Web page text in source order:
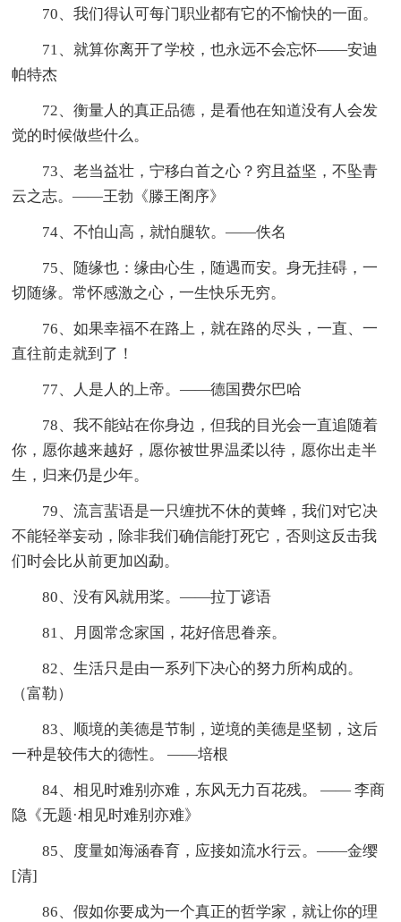
70、我们得认可每门职业都有它的不愉快的一面。
71、就算你离开了学校，也永远不会忘怀——安迪
帕特杰
72、衡量人的真正品德，是看他在知道没有人会发
觉的时候做些什么。
73、老当益壮，宁移白首之心？穷且益坚，不坠青
云之志。——王勃《滕王阁序》
74、不怕山高，就怕腿软。——佚名
75、随缘也：缘由心生，随遇而安。身无挂碍，一
切随缘。常怀感激之心，一生快乐无穷。
76、如果幸福不在路上，就在路的尽头，一直、一
直往前走就到了！
77、人是人的上帝。——德国费尔巴哈
78、我不能站在你身边，但我的目光会一直追随着
你，愿你越来越好，愿你被世界温柔以待，愿你出走半
生，归来仍是少年。
79、流言蜚语是一只缠扰不休的黄蜂，我们对它决
不能轻举妄动，除非我们确信能打死它，否则这反击我
们时会比从前更加凶勐。
80、没有风就用桨。——拉丁谚语
81、月圆常念家国，花好倍思眷亲。
82、生活只是由一系列下决心的努力所构成的。
（富勒）
83、顺境的美德是节制，逆境的美德是坚韧，这后
一种是较伟大的德性。 ——培根
84、相见时难别亦难，东风无力百花残。 —— 李商
隐《无题·相见时难别亦难》
85、度量如海涵春育，应接如流水行云。——金缨
[清]
86、假如你要成为一个真正的哲学家，就让你的理